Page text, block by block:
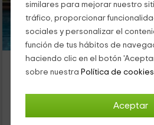
similares para mejorar nuestro
tráfico, proporcionar
sociales y personalizar el
función de tus hábitos de
haciendo clic en el botón
sobre nuestra Política de
Aceptar
Waingunga
Alojamiento ubicado a 6.8km de